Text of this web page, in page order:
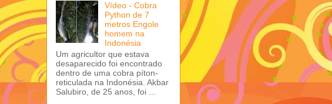
Vídeo - Cobra
Python de 7
metros Engole
homem na
Indonésia
Um agricultor que estava
desaparecido foi encontrado
dentro de uma cobra píton-
reticulada na Indonésia. Akbar
Salubiro, de 25 anos, foi ...